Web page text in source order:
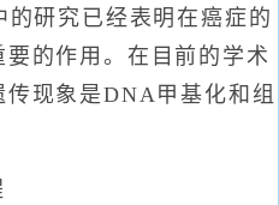
研究已经表明在癌症的
的作用。在目前的学术
现象是DNA甲基化和组